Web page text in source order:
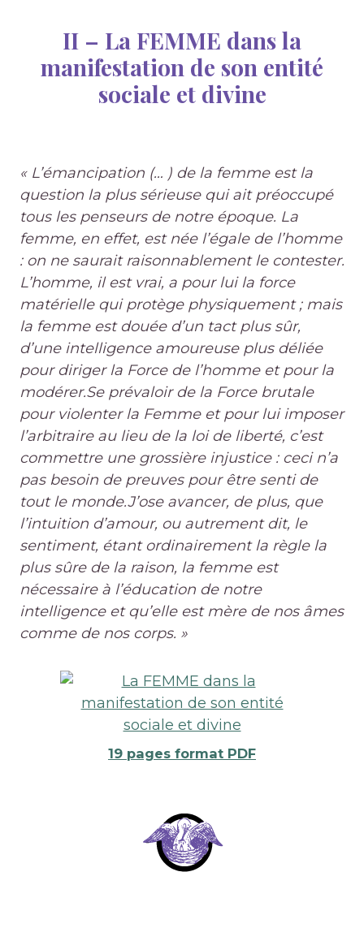
II – La FEMME dans la
manifestation de son entité
sociale et divine
« L’émancipation (… ) de la femme est la
question la plus sérieuse qui ait préoccupé
tous les penseurs de notre époque. La
femme, en effet, est née l’égale de l’homme
: on ne saurait raisonnablement le contester.
L’homme, il est vrai, a pour lui la force
matérielle qui protège physiquement ; mais
la femme est douée d’un tact plus sûr,
d’une intelligence amoureuse plus déliée
pour diriger la Force de l’homme et pour la
modérer.Se prévaloir de la Force brutale
pour violenter la Femme et pour lui imposer
l’arbitraire au lieu de la loi de liberté, c’est
commettre une grossière injustice : ceci n’a
pas besoin de preuves pour être senti de
tout le monde.J’ose avancer, de plus, que
l’intuition d’amour, ou autrement dit, le
sentiment, étant ordinairement la règle la
plus sûre de la raison, la femme est
nécessaire à l’éducation de notre
intelligence et qu’elle est mère de nos âmes
comme de nos corps. »
19 pages format PDF